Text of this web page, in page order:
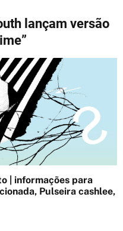
lançam versão
| informações para
Pulseira cashlee,